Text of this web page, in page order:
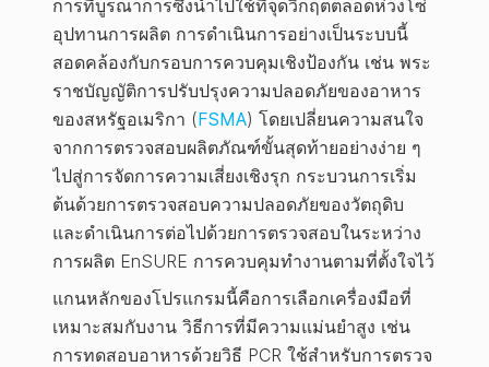
การที่บูรณาการซึ่งนำไปใช้ที่จุดวิกฤตตลอดห่วงโซ่
อุปทานการผลิต การดำเนินการอย่างเป็นระบบนี้
สอดคล้องกับกรอบการควบคุมเชิงป้องกัน เช่น พระ
ราชบัญญัติการปรับปรุงความปลอดภัยของอาหาร
ของสหรัฐอเมริกา (FSMA) โดยเปลี่ยนความสนใจ
จากการตรวจสอบผลิตภัณฑ์ขั้นสุดท้ายอย่างง่าย ๆ
ไปสู่การจัดการความเสี่ยงเชิงรุก กระบวนการเริ่ม
ต้นด้วยการตรวจสอบความปลอดภัยของวัตถุดิบ
และดำเนินการต่อไปด้วยการตรวจสอบในระหว่าง
การผลิต EnSURE การควบคุมทำงานตามที่ตั้งใจไว้
แกนหลักของโปรแกรมนี้คือการเลือกเครื่องมือที่
เหมาะสมกับงาน วิธีการที่มีความแม่นยำสูง เช่น
การทดสอบอาหารด้วยวิธี PCR ใช้สำหรับการตรวจ